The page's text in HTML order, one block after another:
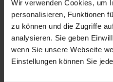
Wir verwenden Cookies, um
personalisieren, Funktionen
zu können und die Zugriffe
analysieren. Sie geben
wenn Sie unsere Webseite
Einstellungen können Sie
IN DEN